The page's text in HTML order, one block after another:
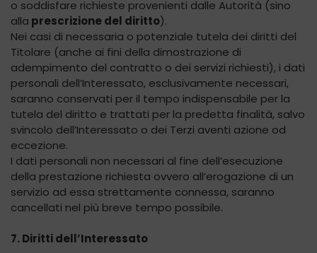
o soddisfare richieste provenienti dalle Autorità (sino
alla prescrizione del diritto).
Nei casi di necessaria o potenziale tutela dei diritti del
Titolare (anche ai fini della dimostrazione di
adempimento del contratto o dei servizi richiesti), i dati
personali dell’Interessato, esclusivamente necessari,
saranno conservati per il tempo indispensabile per la
tutela del diritto e trattati per la predetta finalità, salvo
svincolo dell’Interessato o dei Terzi aventi azione od
eccezione.
I dati personali non necessari al fine dell’esecuzione
della prestazione richiesta ovvero all’erogazione di un
servizio ad essa strettamente connessa, saranno
cancellati nel più breve tempo possibile.
7. Diritti dell’Interessato